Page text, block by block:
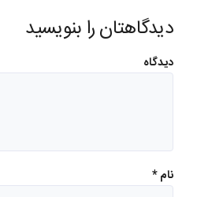
دیدگاهتان را بنویسید
دیدگاه
نام*